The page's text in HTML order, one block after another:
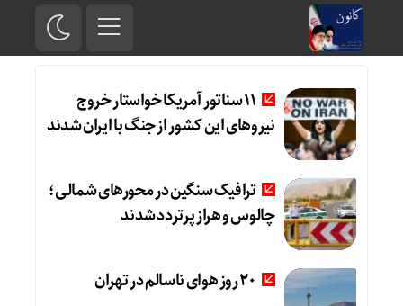
11 سناتور آمریکا خواستار خروج
نیروهای این کشور از جنگ با ایران شدند
ترافیک سنگین در محورهای شمالی؛
چالوس و هراز پرتردد شدند
20 روز هوای ناسالم در تهران